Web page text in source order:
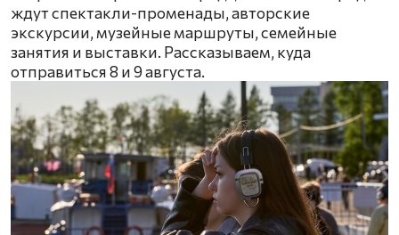
ждут спектакли-променады, авторские
экскурсии, музейные маршруты, семейные
занятия и выставки. Рассказываем, куда
отправиться 8 и 9 августа.